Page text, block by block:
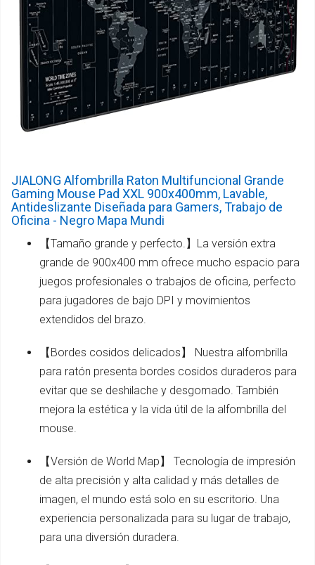
JIALONG Alfombrilla Raton Multifuncional Grande
Gaming Mouse Pad XXL 900x400mm, Lavable,
Antideslizante Diseñada para Gamers, Trabajo de
Oficina - Negro Mapa Mundi
【Tamaño grande y perfecto.】La versión extra
grande de 900x400 mm ofrece mucho espacio para
juegos profesionales o trabajos de oficina, perfecto
para jugadores de bajo DPI y movimientos
extendidos del brazo.
【Bordes cosidos delicados】 Nuestra alfombrilla
para ratón presenta bordes cosidos duraderos para
evitar que se deshilache y desgomado. También
mejora la estética y la vida útil de la alfombrilla del
mouse.
【Versión de World Map】 Tecnología de impresión
de alta precisión y alta calidad y más detalles de
imagen, el mundo está solo en su escritorio. Una
experiencia personalizada para su lugar de trabajo,
para una diversión duradera.